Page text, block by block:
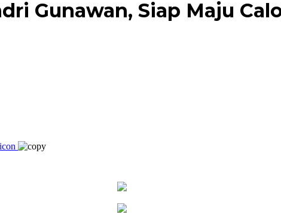
Gunawan, Siap Maju